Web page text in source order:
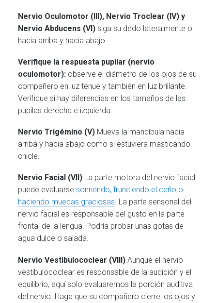
Nervio Oculomotor (III), Nervio Troclear (IV) y
Nervio Abducens (VI)siga su dedo lateralmente o
hacia arriba y hacia abajo.
Verifique la respuesta pupilar (nervio
oculomotor): observe el diámetro de los ojos de su
compañero en luz tenue y también en luz brillante.
Verifique si hay diferencias en los tamaños de las
pupilas derecha e izquierda.
Nervio Trigémino (V) Mueva la mandíbula hacia
arriba y hacia abajo como si estuviera masticando
chicle.
Nervio Facial (VII) La parte motora del nervio facial
puede evaluarsesonriendo, frunciendo el ceño o
haciendo muecas graciosas. La parte sensorial del
nervio facial es responsable del gusto en la parte
frontal de la lengua. Podría probar unas gotas de
agua dulce o salada.
Nervio Vestibulococlear (VIII) Aunque el nervio
vestibulococlear es responsable de la audición y el
equilibrio, aquí solo evaluaremos la porción auditiva
del nervio. Haga que su compañero cierre los ojos y